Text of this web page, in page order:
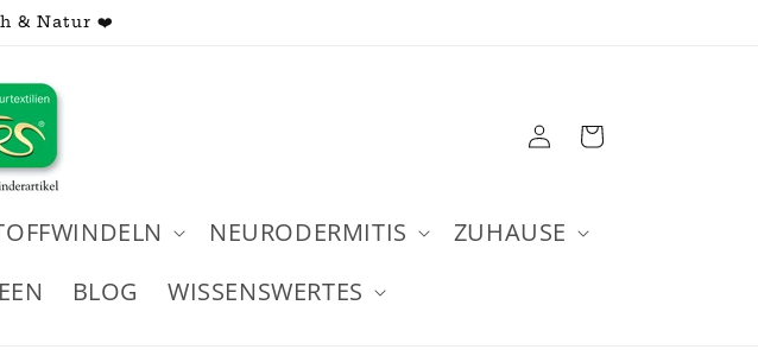
& Natur ❤️
NEURODERMITIS
ZUHAUSE
BLOG WISSENSWERTES
EinloggenWarenkorb